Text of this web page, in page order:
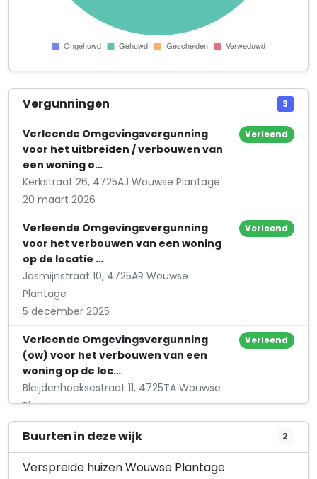
Bastiaanse-Visser Beheer B.V.
Bogers-Van Agtmaal Holding B.V.
Mariabaan 21
Bouwbedrijf T.J.M. Mangelaars
Schouwenbaan 9
Vergunningen 3
Verleende Omgevingsvergunning
voor het uitbreiden / verbouwen van
een woning o…
Kerkstraat 26, 4725AJ Wouwse Plantage
Verleend
20 maart 2026
Verleende Omgevingsvergunning
voor het verbouwen van een woning
op de locatie …
Jasmijnstraat 10, 4725AR Wouwse
Plantage
Verleend
5 december 2025
Verleende Omgevingsvergunning
(ow) voor het verbouwen van een
woning op de loc…
Bleijdenhoeksestraat 11, 4725TA Wouwse
Plantage
Verleend
3 oktober 2025
Buurten in deze wijk 2
Verspreide huizen Wouwse Plantage